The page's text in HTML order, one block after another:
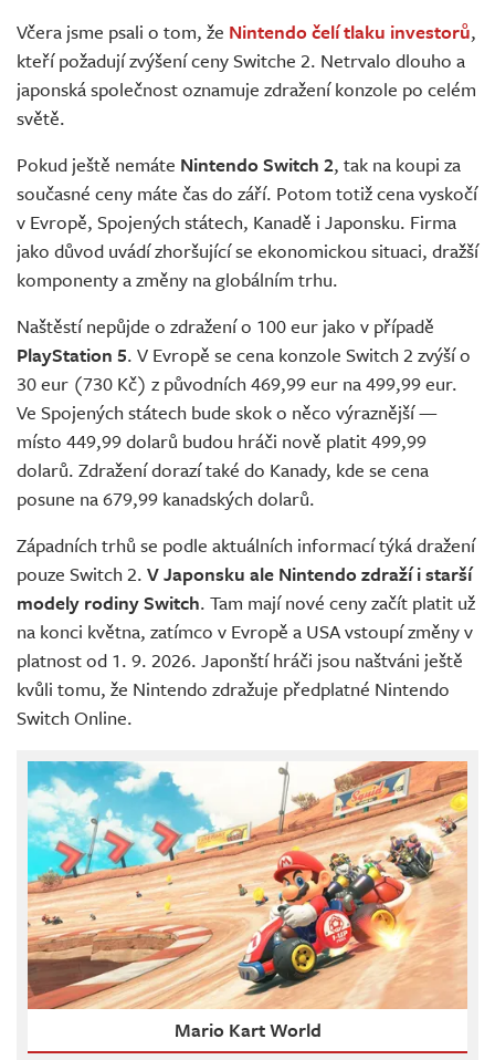
Živě
Včera jsme psali o tom, že Nintendo čelí tlaku investorů,
kteří požadují zvýšení ceny Switche 2. Netrvalo dlouho a
japonská společnost oznamuje zdražení konzole po celém
světě.
Pokud ještě nemáte Nintendo Switch 2, tak na koupi za
současné ceny máte čas do září. Potom totiž cena vyskočí
v Evropě, Spojených státech, Kanadě i Japonsku. Firma
jako důvod uvádí zhoršující se ekonomickou situaci, dražší
komponenty a změny na globálním trhu.
Naštěstí nepůjde o zdražení o 100 eur jako v případě
PlayStation 5. V Evropě se cena konzole Switch 2 zvýší o
30 eur (730 Kč) z původních 469,99 eur na 499,99 eur.
Ve Spojených státech bude skok o něco výraznější —
místo 449,99 dolarů budou hráči nově platit 499,99
dolarů. Zdražení dorazí také do Kanady, kde se cena
posune na 679,99 kanadských dolarů.
Západních trhů se podle aktuálních informací týká dražení
pouze Switch 2. V Japonsku ale Nintendo zdraží i starší
modely rodiny Switch. Tam mají nové ceny začít platit už
na konci května, zatímco v Evropě a USA vstoupí změny v
platnost od 1. 9. 2026. Japonští hráči jsou naštváni ještě
kvůli tomu, že Nintendo zdražuje předplatné Nintendo
Switch Online.
Mario Kart World